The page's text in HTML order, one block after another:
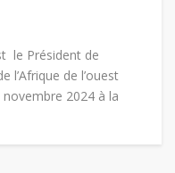
le Président de
l’Afrique de l’ouest
2024 à la